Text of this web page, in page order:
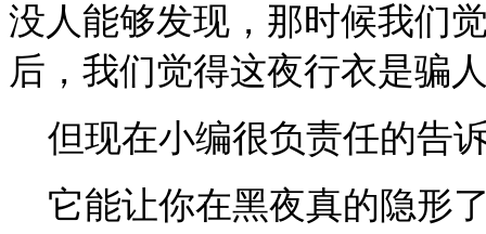
没人能够发现，那时候我们
后，我们觉得这夜行衣是骗
但现在小编很负责任的告
它能让你在黑夜真的隐形